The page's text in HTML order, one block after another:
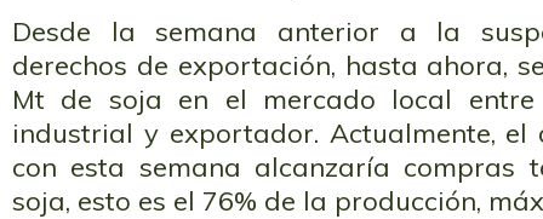
Desde la semana anterior a la
derechos de exportación, hasta ahora,
Mt de soja en el mercado local
industrial y exportador. Actualmente, el
con esta semana alcanzaría compras
soja, esto es el 76% de la producción,